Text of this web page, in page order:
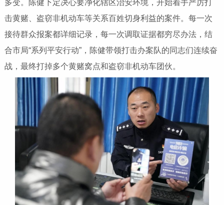
多变。陈健下定决心要净化辖区治安环境，开始着手严厉打
击黄赌、盗窃非机动车等关系百姓切身利益的案件。每一次
接待群众报案都详细记录，每一次调取证据都穷尽办法，结
合市局“系列平安行动”，陈健带领打击办案队的同志们连续奋
战，最终打掉多个黄赌窝点和盗窃非机动车团伙。